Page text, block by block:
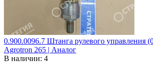
0.900.0096.7 Штанга рулевого управления
Agrotron 265 | Аналог
В наличии: 4